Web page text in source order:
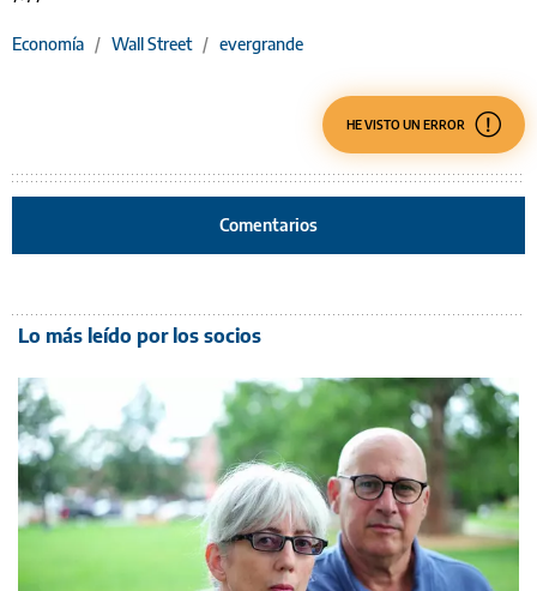
Economía / Wall Street / evergrande
HE VISTO UN ERROR
Comentarios
Lo más leído por los socios